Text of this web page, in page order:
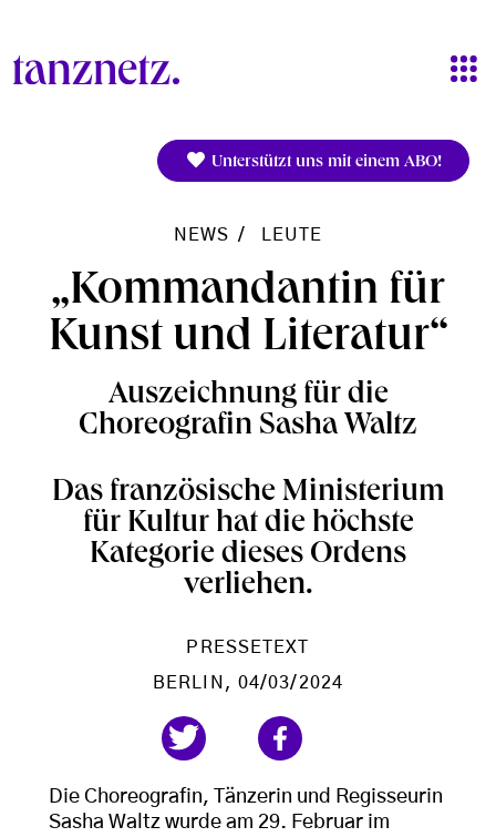
Unterstützt uns mit einem ABO!
NEWS LEUTE
„Kommandantin für
Kunst und Literatur“
Auszeichnung für die
Choreografin Sasha Waltz
Das französische Ministerium
für Kultur hat die höchste
Kategorie dieses Ordens
verliehen.
PRESSETEXT
BERLIN , 04/03/2024
Die Choreografin, Tänzerin und Regisseurin
Sasha Waltz wurde am 29. Februar im